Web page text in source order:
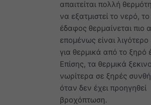
απαιτείται πολλή
να εξατμιστεί το νερό,
έδαφος θερμαίνεται πιο
επομένως είναι λιγότερο
για θερμικά από το ξηρό
Επίσης, τα θερμικά
νωρίτερα σε ξηρές
όταν δεν έχει προηγηθεί
βροχόπτωση.